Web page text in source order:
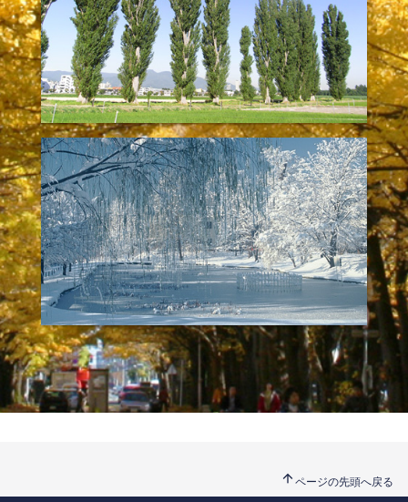
arrow_upward ページの先頭へ戻る